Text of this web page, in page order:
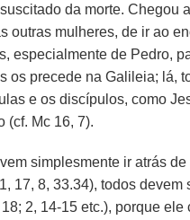
da morte. Chegou
outras mulheres, de ir ao
especialmente de Pedro,
os precede na Galileia; lá,
e os discípulos, como
(cf. Mc 16, 7).
simplesmente ir atrás de
17, 8, 33.34), todos devem
18; 2, 14-15 etc.), porque ele